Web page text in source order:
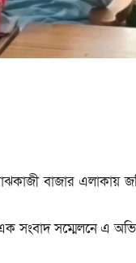
বাজার
সংবাদ সম্মেলনে এ